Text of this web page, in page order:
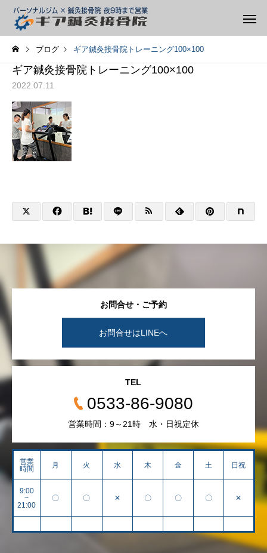
テーピング トレーニ
スタッフ
いい?
ブログ ギア鍼灸接骨院トレーニング100×100
ギア鍼灸接骨院トレーニング100×100
2022.07.11
お問合せ・ご予約
お問合せはLINEへ
TEL
0533-86-9080
営業時間：9～21時 水・日祝定休
営業
時間
月 火 水 木 金 土 日祝
9:00
~
21:00
〇 〇 ✕ 〇 〇 〇 ✕